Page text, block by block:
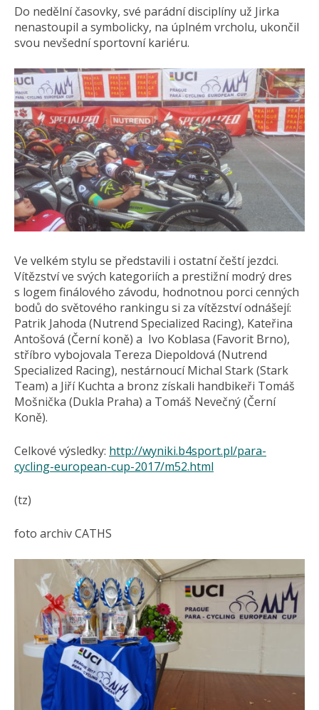
Do nedělní časovky, své parádní disciplíny už Jirka
nenastoupil a symbolicky, na úplném vrcholu, ukončil
svou nevšední sportovní kariéru.
Ve velkém stylu se představili i ostatní čeští jezdci.
Vítězství ve svých kategoriích a prestižní modrý dres
s logem finálového závodu, hodnotnou porci cenných
bodů do světového rankingu si za vítězství odnášejí:
Patrik Jahoda (Nutrend Specialized Racing), Kateřina
Antošová (Černí koně) a Ivo Koblasa (Favorit Brno),
stříbro vybojovala Tereza Diepoldová (Nutrend
Specialized Racing), nestárnoucí Michal Stark (Stark
Team) a Jiří Kuchta a bronz získali handbikeři Tomáš
Mošnička (Dukla Praha) a Tomáš Nevečný (Černí
Koně).
Celkové výsledky: http://wyniki.b4sport.pl/para-
cycling-european-cup-2017/m52.html
(tz)
foto archiv CATHS